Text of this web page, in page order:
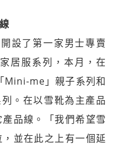
設了第一家男士專賣
居服系列，本月，在
Mini-me」親子系列和
。在以雪靴為主產品
品線。「我們希望雪
並在此之上有一個延